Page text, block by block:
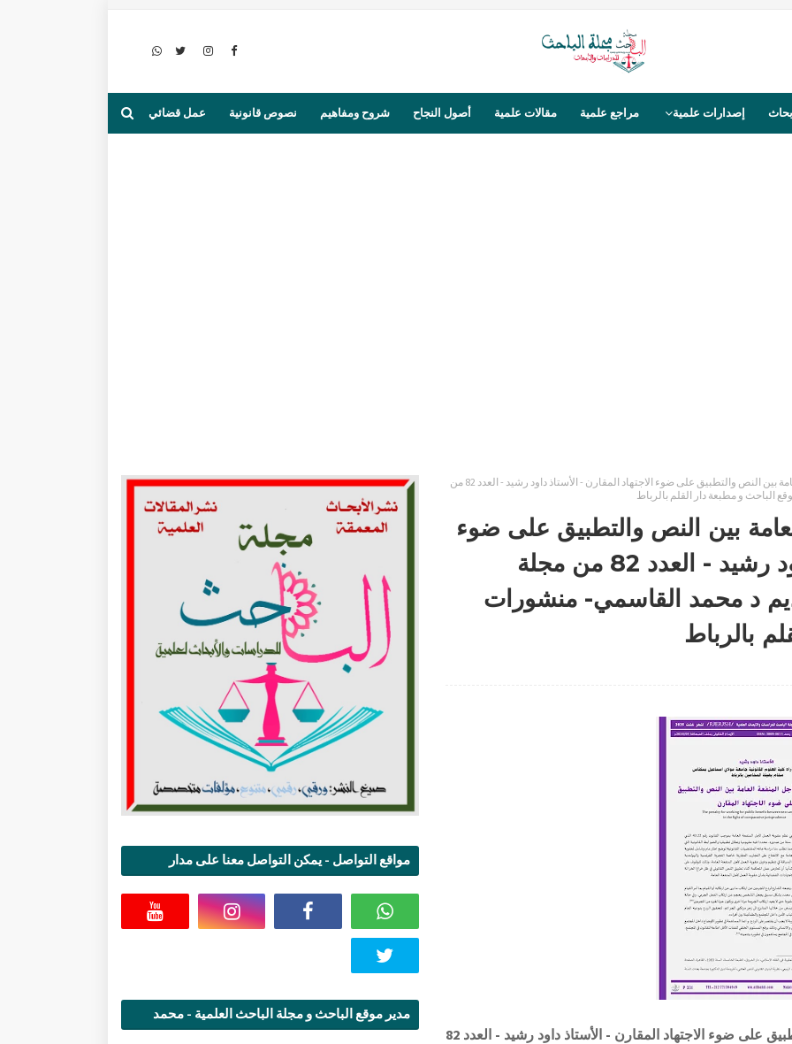
إصدارات علمية مراجع علمية مقالات علمية أصول النجاح شروح ومفاهيم نصوص قانونية عمل قضائي
عقوبة العمل لأجل المنفعة العامة بين النص والتطبيق على ضوء الاجتهاد المقارن - الأستاذ داود رشيد - العدد 82 من
و مطبعة دار القلم بالرباط
بين النص والتطبيق على ضوء
الاجتهاد المقارن - الأستاذ داود رشيد - العدد 82 من مجلة
د محمد القاسمي- منشورات
بالرباط
عقوبة العمل لأجل المنفعة العامة بين النص والتطبيق على ضوء الاجتهاد المقارن - الأستاذ داود رشيد - العدد 82
مواقع التواصل - يمكن التواصل معنا على مدار
مدير موقع الباحث و مجلة الباحث العلمية - محمد